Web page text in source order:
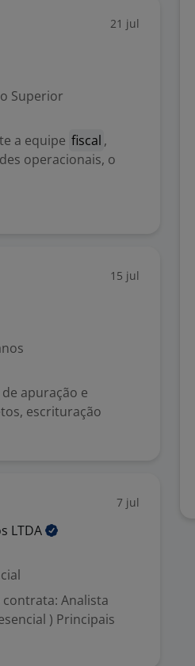
21 jul
Superior
a equipe fiscal ,
operacionais, o
15 jul
apuração e
escrituração
7 jul
LTDA
Analista
) Principais